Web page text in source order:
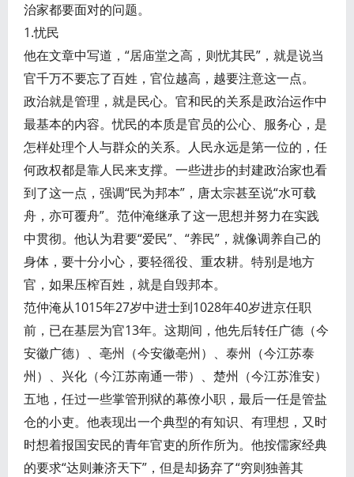
治家都要面对的问题。
1.忧民
他在文章中写道，“居庙堂之高，则忧其民”，就是说当
官千万不要忘了百姓，官位越高，越要注意这一点。
政治就是管理，就是民心。官和民的关系是政治运作中
最基本的内容。忧民的本质是官员的公心、服务心，是
怎样处理个人与群众的关系。人民永远是第一位的，任
何政权都是靠人民来支撑。一些进步的封建政治家也看
到了这一点，强调“民为邦本”，唐太宗甚至说“水可载
舟，亦可覆舟”。范仲淹继承了这一思想并努力在实践
中贯彻。他认为君要“爱民”、“养民”，就像调养自己的
身体，要十分小心，要轻徭役、重农耕。特别是地方
官，如果压榨百姓，就是自毁邦本。
范仲淹从1015年27岁中进士到1028年40岁进京任职
前，已在基层为官13年。这期间，他先后转任广德（今
安徽广德）、亳州（今安徽亳州）、泰州（今江苏泰
州）、兴化（今江苏南通一带）、楚州（今江苏淮安）
五地，任过一些掌管刑狱的幕僚小职，最后一任是管盐
仓的小吏。他表现出一个典型的有知识、有理想，又时
时想着报国安民的青年官吏的所作所为。他按儒家经典
的要求“达则兼济天下”，但是却扬弃了“穷则独善其